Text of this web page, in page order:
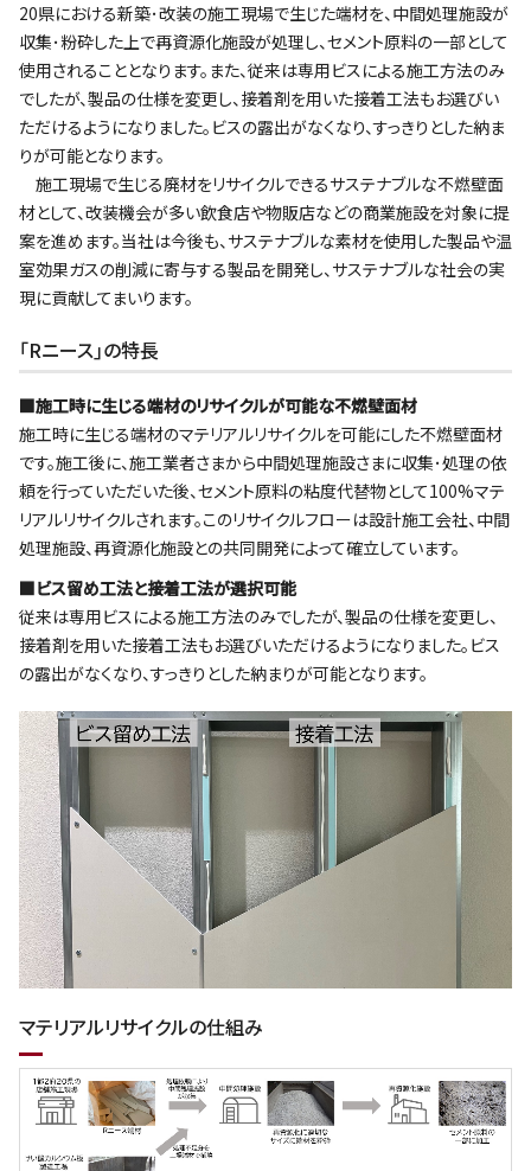
20県における新築･改装の施工現場で生じた端材を、中間処理施設が
収集･粉砕した上で再資源化施設が処理し、セメント原料の一部として
使用されることとなります。また、従来は専用ビスによる施工方法のみ
でしたが、製品の仕様を変更し、接着剤を用いた接着工法もお選びい
ただけるようになりました。ビスの露出がなくなり、すっきりとした納ま
りが可能となります。
施工現場で生じる廃材をリサイクルできるサステナブルな不燃壁面
材として、改装機会が多い飲食店や物販店などの商業施設を対象に提
案を進めます。当社は今後も、サステナブルな素材を使用した製品や温
室効果ガスの削減に寄与する製品を開発し、サステナブルな社会の実
現に貢献してまいります。
｢Rニース｣の特長
■施工時に生じる端材のリサイクルが可能な不燃壁面材
施工時に生じる端材のマテリアルリサイクルを可能にした不燃壁面材
です。施工後に、施工業者さまから中間処理施設さまに収集･処理の依
頼を行っていただいた後、セメント原料の粘度代替物として100%マテ
リアルリサイクルされます。このリサイクルフローは設計施工会社、中間
処理施設、再資源化施設との共同開発によって確立しています。
■ビス留め工法と接着工法が選択可能
従来は専用ビスによる施工方法のみでしたが、製品の仕様を変更し、
接着剤を用いた接着工法もお選びいただけるようになりました。ビス
の露出がなくなり、すっきりとした納まりが可能となります。
マテリアルリサイクルの仕組み